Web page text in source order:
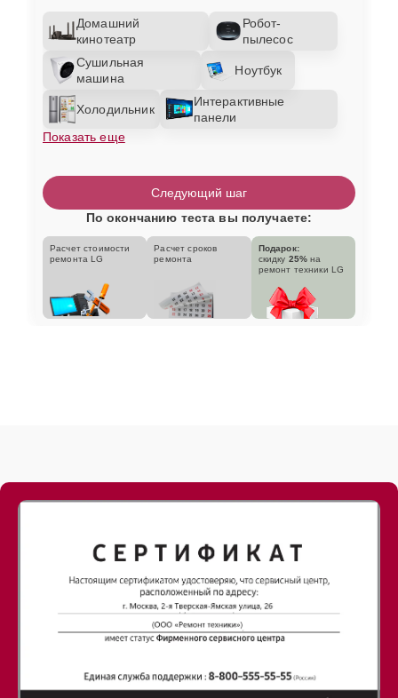
Домашний
кинотеатр
Робот-
пылесос
Сушильная
машина
Ноутбук
Холодильник
Интерактивные
панели
Показать еще
Следующий шаг
По окончанию теста вы получаете:
Расчет стоимости
ремонта LG
Расчет сроков
ремонта
Подарок:
скидку 25% на
ремонт техники LG